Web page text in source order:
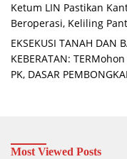
Ketum LIN Pastikan
Beroperasi, Keliling
EKSEKUSI TANAH DAN
KEBERATAN:
PK, DASAR
Most Viewed Posts